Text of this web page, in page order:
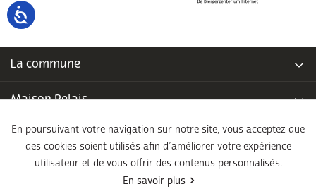
La commune
Maison Relais
Piscine communale
École fondamentale
En poursuivant votre navigation sur notre site, vous acceptez que
des cookies soient utilisés afin d’améliorer votre expérience
utilisateur et de vous offrir des contenus personnalisés.
En savoir plus